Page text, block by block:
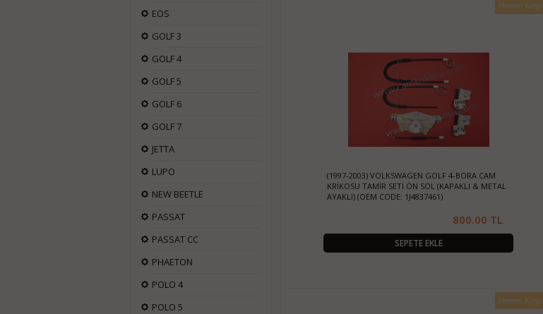
EOS
GOLF 3
GOLF 4
GOLF 5
GOLF 6
GOLF 7
JETTA
LUPO
NEW BEETLE
PASSAT
PASSAT CC
PHAETON
POLO 4
POLO 5
Hemen Kargo
(1997-2003) VOLKSWAGEN GOLF 4-BORA CAM
KRİKOSU TAMİR SETİ ÖN SOL (KAPAKLI & METAL
AYAKLI) (OEM CODE: 1J4837461)
800.00 TL
SEPETE EKLE
Hemen Kargo